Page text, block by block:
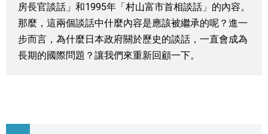
人物訪談
日本入門
official SNS
房長官談話」和1995年「村山富市首相談話」的內容。
那麼，這兩個談話中什麼內容是應該被繼承的呢？進一
步而言，為什麼日本政府關於歷史的談話，一直會成為
長期的國際問題？讓我們來重新回顧一下。